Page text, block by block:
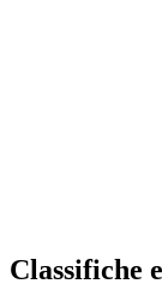
Classifiche